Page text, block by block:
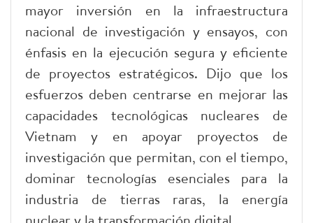
mayor inversión en la infraestructura
nacional de investigación y ensayos, con
énfasis en la ejecución segura y eficiente
de proyectos estratégicos. Dijo que los
esfuerzos deben centrarse en mejorar las
capacidades tecnológicas nucleares de
Vietnam y en apoyar proyectos de
investigación que permitan, con el tiempo,
dominar tecnologías esenciales para la
industria de tierras raras, la energía